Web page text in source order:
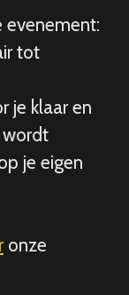
evenement:
tot
je klaar en
je eigen
onze